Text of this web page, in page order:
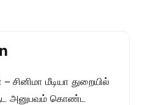
சினிமா மீடியா துறையில்
அனுபவம் கொண்ட